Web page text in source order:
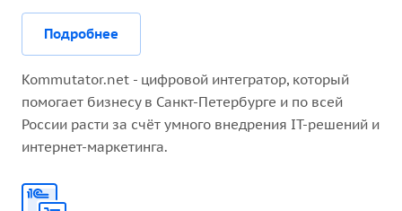
Подробнее
Kommutator.net - цифровой интегратор, который
помогает бизнесу в Санкт-Петербурге и по всей
России расти за счёт умного внедрения IT-решений и
интернет-маркетинга.